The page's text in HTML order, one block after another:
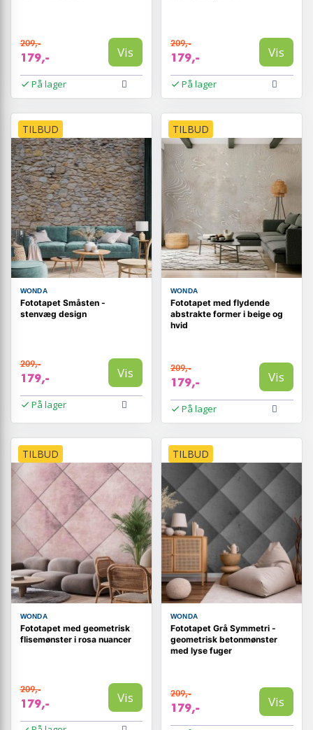
209,-
179,- Vis
På lager
209,-
179,- Vis
På lager
TILBUD
WONDA
Fototapet Småsten -
stenvæg design
209,-
179,- Vis
På lager
TILBUD
WONDA
Fototapet med flydende
abstrakte former i beige og
hvid
209,-
179,- Vis
På lager
TILBUD
WONDA
Fototapet med geometrisk
flisemønster i rosa nuancer
209,-
179,- Vis
TILBUD
WONDA
Fototapet Grå Symmetri -
geometrisk betonmønster
med lyse fuger
209,-
179,- Vis